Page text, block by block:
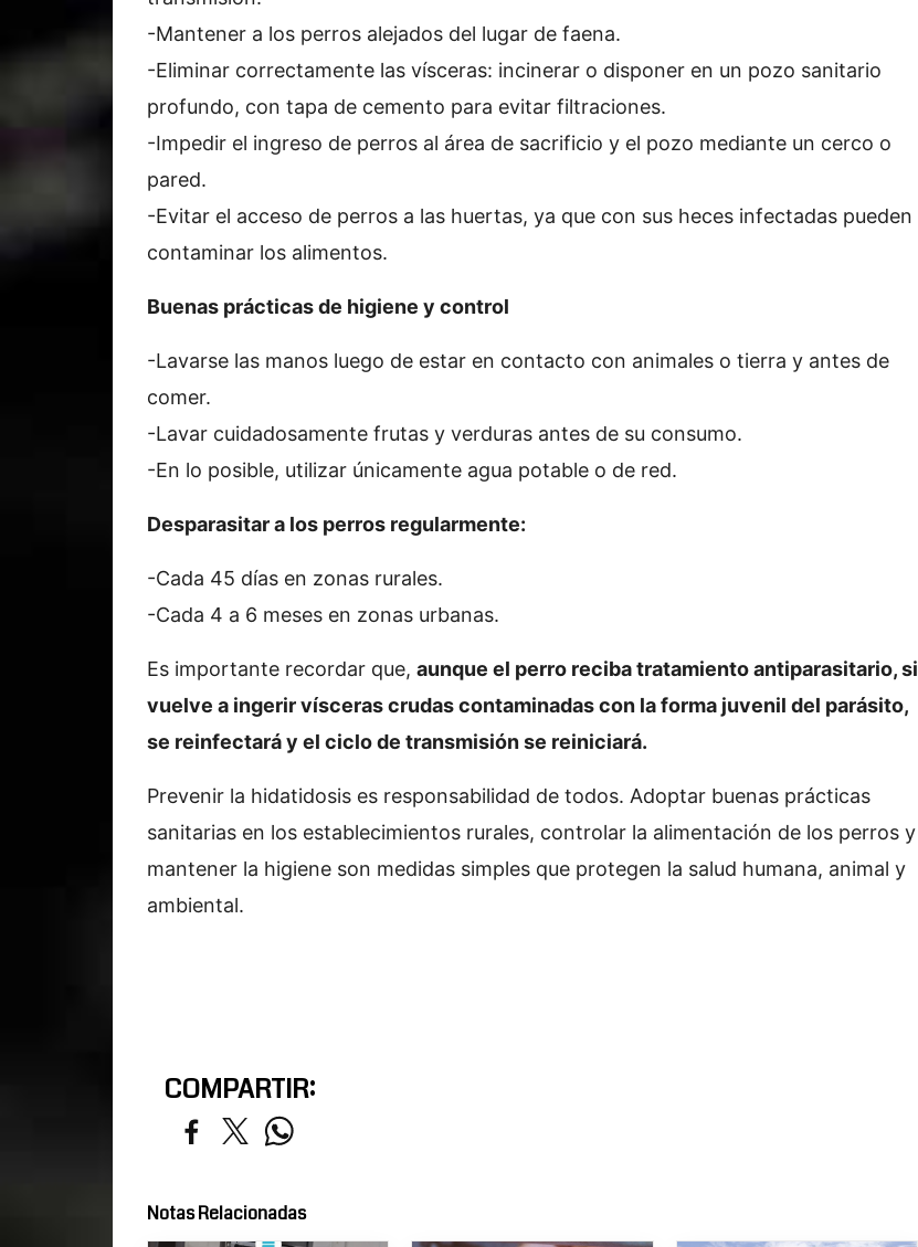
-Mantener a los perros alejados del lugar de faena.
-Eliminar correctamente las vísceras: incinerar o disponer en un pozo sanitario
profundo, con tapa de cemento para evitar filtraciones.
-Impedir el ingreso de perros al área de sacrificio y el pozo mediante un cerco o
pared.
-Evitar el acceso de perros a las huertas, ya que con sus heces infectadas pueden
contaminar los alimentos.
Buenas prácticas de higiene y control
-Lavarse las manos luego de estar en contacto con animales o tierra y antes de
comer.
-Lavar cuidadosamente frutas y verduras antes de su consumo.
-En lo posible, utilizar únicamente agua potable o de red.
Desparasitar a los perros regularmente:
-Cada 45 días en zonas rurales.
-Cada 4 a 6 meses en zonas urbanas.
Es importante recordar que, aunque el perro reciba tratamiento antiparasitario, si
vuelve a ingerir vísceras crudas contaminadas con la forma juvenil del parásito,
se reinfectará y el ciclo de transmisión se reiniciará.
Prevenir la hidatidosis es responsabilidad de todos. Adoptar buenas prácticas
sanitarias en los establecimientos rurales, controlar la alimentación de los perros y
mantener la higiene son medidas simples que protegen la salud humana, animal y
ambiental.
COMPARTIR:
Notas Relacionadas